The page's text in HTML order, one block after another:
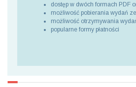
dostęp w dwóch formach PDF
możliwość pobierania wydań
możliwość otrzymywania
popularne formy płatności